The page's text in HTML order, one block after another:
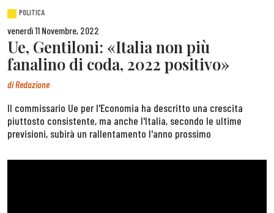
POLITICA
venerdì 11 Novembre, 2022
Ue, Gentiloni: «Italia non più
fanalino di coda, 2022 positivo»
diRedazione
Il commissario Ue per l'Economia ha descritto una crescita
piuttosto consistente, ma anche l'Italia, secondo le ultime
previsioni, subirà un rallentamento l'anno prossimo